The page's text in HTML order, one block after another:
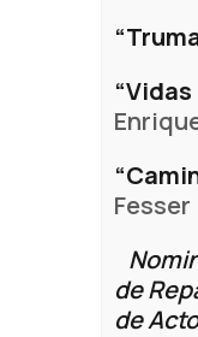
Fesser
de
de